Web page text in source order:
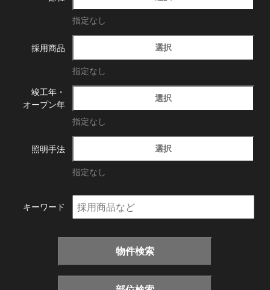
指定なし
採用商品 選択
指定なし
竣工年・
オープン年
選択
指定なし
照明手法 選択
指定なし
キーワード
物件検索